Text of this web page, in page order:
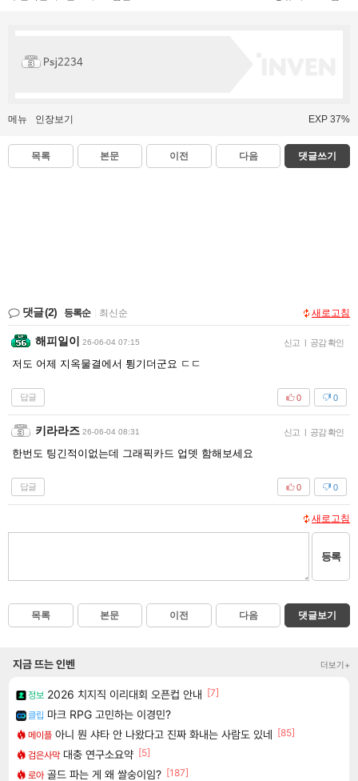
Psj2234
메뉴 인장보기 EXP 37%
목록 본문 이전 다음 댓글쓰기
댓글(2) 등록순 최신순 새로고침
해피일이 26-06-04 07:15 신고 | 공감 확인
저도 어제 지옥물결에서 튕기더군요 ㄷㄷ
답글 0
0
키라라즈 26-06-04 08:31 신고 | 공감 확인
한번도 팅긴적이없는데 그래픽카드 업뎃 함해보세요
답글 0
0
새로고침
등록
목록 본문 이전 다음 댓글보기
지금 뜨는 인벤 더보기+
정보 2026 치지직 이리대회 오픈컵 안내 [7]
클립 마크 RPG 고민하는 이경민?
메이플 아니 뭔 샤타 안 나왔다고 진짜 화내는 사람도 있네 [85]
검은사막 대충 연구소요약 [5]
로아 골드 파는 게 왜 쌀숭이임? [187]